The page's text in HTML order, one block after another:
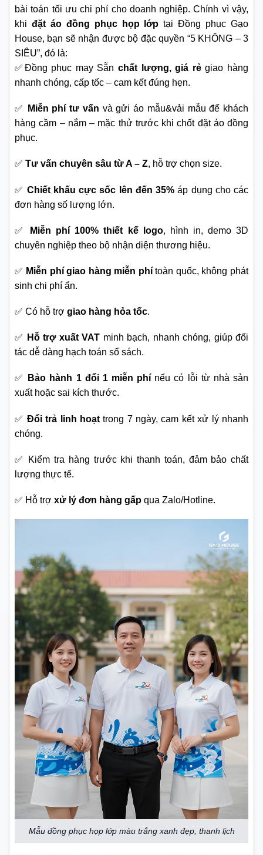
bài toán tối ưu chi phí cho doanh nghiệp. Chính vì vậy,
khi đặt áo đồng phục họp lớp tại Đồng phục Gạo
House, bạn sẽ nhận được bộ đặc quyền “5 KHÔNG – 3
SIÊU”, đó là:
✅Đồng phục may Sẵn chất lượng, giá rẻgiao hàng
nhanh chóng, cấp tốc – cam kết đúng hẹn.
✅ Miễn phí tư vấn và gửi áo mẫu&vải mẫu để khách
hàng cầm – nắm – mặc thử trước khi chốt đặt áo đồng
phục.
✅ Tư vấn chuyên sâu từ A – Z, hỗ trợ chọn size.
✅ Chiết khấu cực sốc lên đến 35% áp dụng cho các
đơn hàng số lượng lớn.
✅ Miễn phí 100% thiết kế logo, hình in, demo 3D
chuyên nghiệp theo bộ nhận diện thương hiệu.
✅ Miễn phí giao hàng miễn phítoàn quốc, không phát
sinh chi phí ẩn.
✅ Có hỗ trợ giao hàng hỏa tốc.
✅ Hỗ trợ xuất VAT minh bạch, nhanh chóng, giúp đối
tác dễ dàng hạch toán sổ sách.
✅ Bảo hành 1 đổi 1 miễn phí nếu có lỗi từ nhà sản
xuất hoặc sai kích thước.
✅ Đổi trả linh hoạttrong 7 ngày, cam kết xử lý nhanh
chóng.
✅ Kiểm tra hàng trước khi thanh toán, đảm bảo chất
lượng thực tế.
✅ Hỗ trợ xử lý đơn hàng gấp qua Zalo/Hotline.
Mẫu đồng phục họp lớp màu trắng xanh đẹp, thanh lịch